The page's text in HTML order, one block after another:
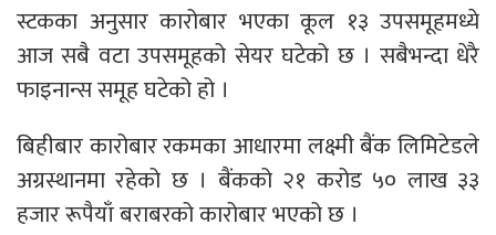
स्टकका अनुसार कारोबार भएका कूल १३ उपसमूहमध्ये
आज सबै वटा उपसमूहको सेयर घटेको छ । सबैभन्दा धेरै
फाइनान्स समूह घटेको हो ।
बिहीबार कारोबार रकमका आधारमा लक्ष्मी बैंक लिमिटेडले
अग्रस्थानमा रहेको छ । बैंकको २१ करोड ५० लाख ३३
हजार रूपैयाँ बराबरको कारोबार भएको छ ।